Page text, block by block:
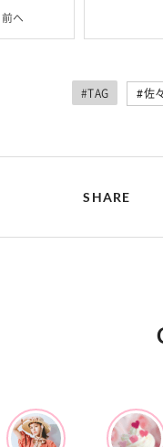
前へ
#TAG 佐
SHARE
きっかけに♡ おしゃ